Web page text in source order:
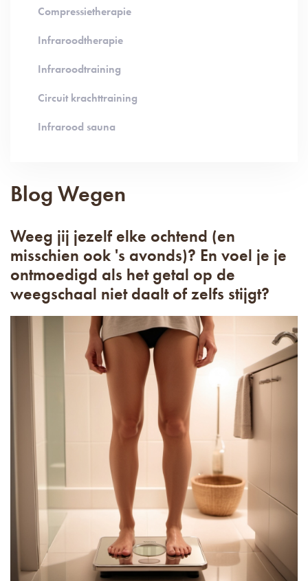
Compressietherapie
Infraroodtherapie
Infraroodtraining
Circuit krachttraining
Infrarood sauna
Blog Wegen
Weeg jij jezelf elke ochtend (en
misschien ook 's avonds)? En voel je je
ontmoedigd als het getal op de
weegschaal niet daalt of zelfs stijgt?